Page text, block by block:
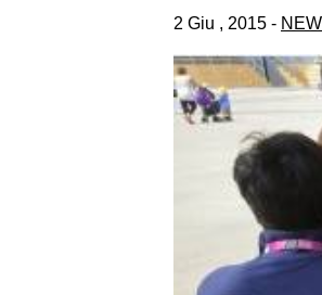
2 Giu , 2015 -